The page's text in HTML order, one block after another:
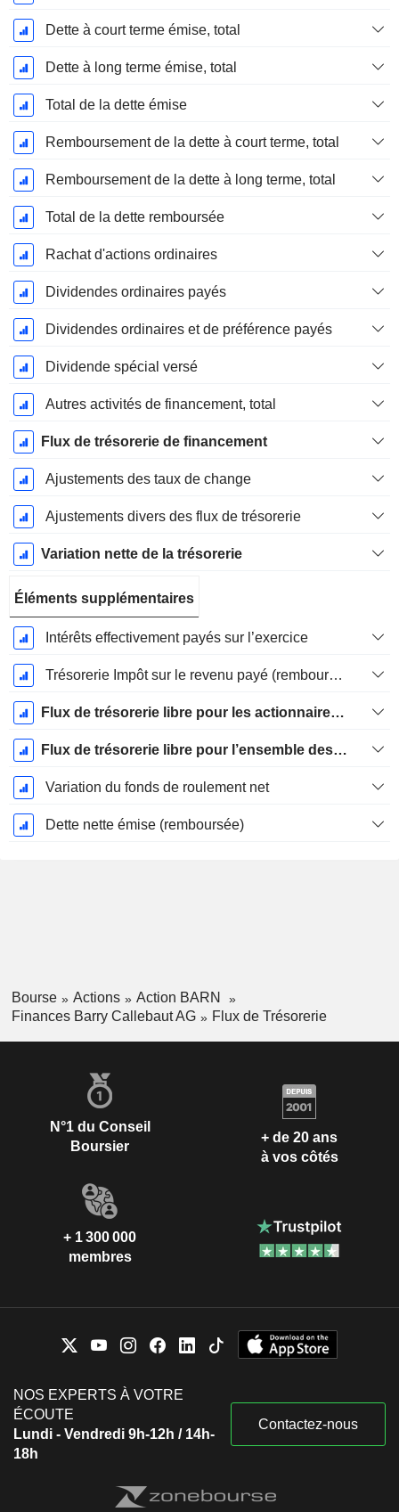
Dette à court terme émise, total
Dette à long terme émise, total
Total de la dette émise
Remboursement de la dette à court terme, total
Remboursement de la dette à long terme, total
Total de la dette remboursée
Rachat d'actions ordinaires
Dividendes ordinaires payés
Dividendes ordinaires et de préférence payés
Dividende spécial versé
Autres activités de financement, total
Flux de trésorerie de financement
Ajustements des taux de change
Ajustements divers des flux de trésorerie
Variation nette de la trésorerie
Éléments supplémentaires
Intérêts effectivement payés sur l’exercice
Trésorerie Impôt sur le revenu payé (remboursement)Impôt effectivement payé (remboursé) sur l’exercice
Flux de trésorerie libre pour les actionnaires FCFE
Flux de trésorerie libre pour l’ensemble des pourvoyeurs de fonds (créanciers et actionnaires) FCFF
Variation du fonds de roulement net
Dette nette émise (remboursée)
Bourse Actions
Action BARN
Finances Barry Callebaut AG
Flux de Trésorerie
N°1 du Conseil
Boursier
+ de 20 ans
à vos côtés
+ 1 300 000
membres
NOS EXPERTS À VOTRE
ÉCOUTE
Lundi - Vendredi 9h-12h / 14h-
18h
Contactez-nous